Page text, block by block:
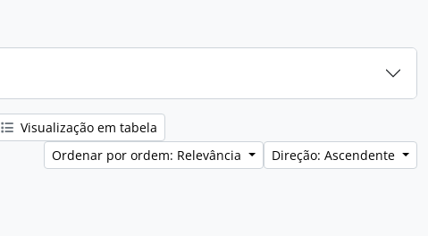
Visualização em tabela
Ordenar por ordem: Relevância
Direção: Ascendente